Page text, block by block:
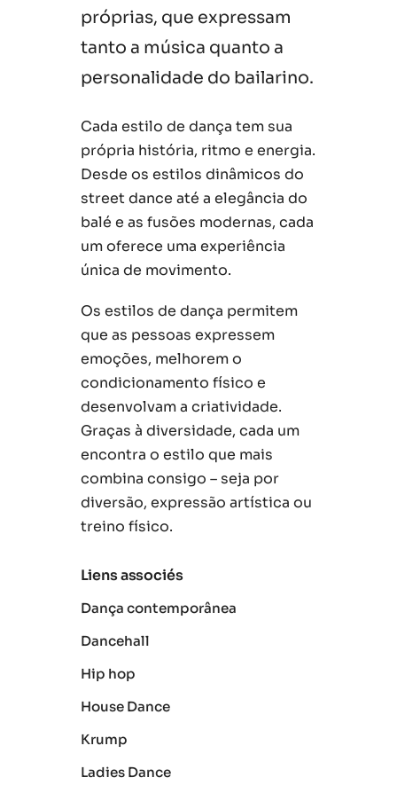
próprias, que expressam
tanto a música quanto a
personalidade do bailarino.
Cada estilo de dança tem sua
própria história, ritmo e energia.
Desde os estilos dinâmicos do
street dance até a elegância do
balé e as fusões modernas, cada
um oferece uma experiência
única de movimento.
Os estilos de dança permitem
que as pessoas expressem
emoções, melhorem o
condicionamento físico e
desenvolvam a criatividade.
Graças à diversidade, cada um
encontra o estilo que mais
combina consigo – seja por
diversão, expressão artística ou
treino físico.
Liens associés
Dança contemporânea
Dancehall
Hip hop
House Dance
Krump
Ladies Dance